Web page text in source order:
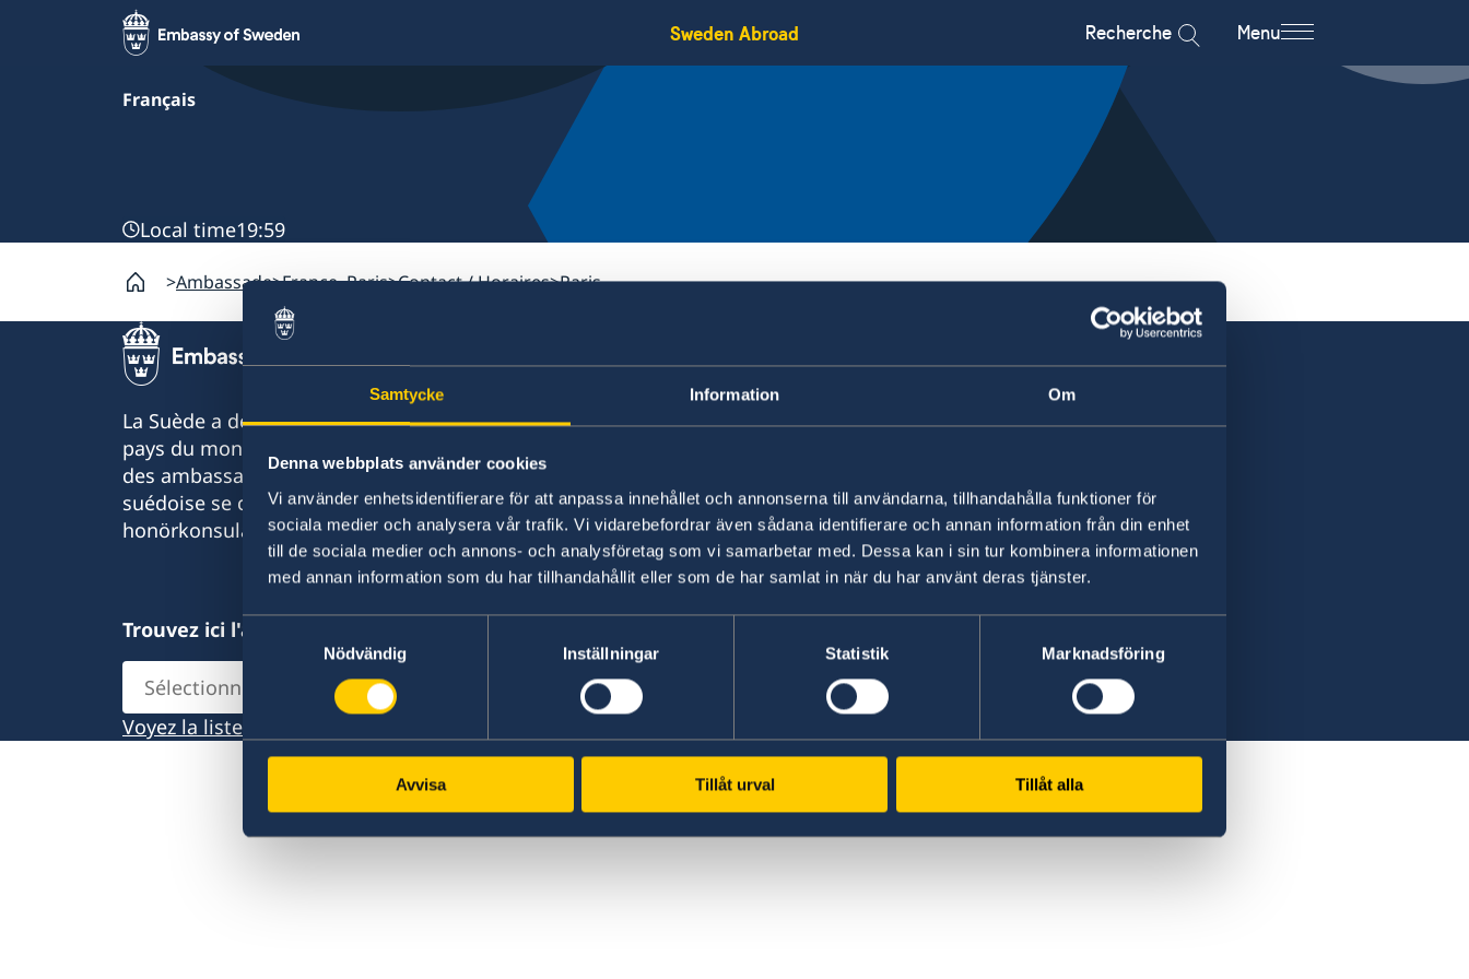
Samtycke Information Om
Denna webbplats använder cookies
Vi använder enhetsidentifierare för att anpassa innehållet och annonserna till användarna, tillhandahålla funktioner för
sociala medier och analysera vår trafik. Vi vidarebefordrar även sådana identifierare och annan information från din enhet
till de sociala medier och annons- och analysföretag som vi samarbetar med. Dessa kan i sin tur kombinera informationen
med annan information som du har tillhandahållit eller som de har samlat in när du har använt deras tjänster.
Samtyckesval
Nödvändig
Inställningar Statistik Marknadsföring
Avvisa Tillåt urval Tillåt alla
Sweden Abroad Recherche Menu
Français
Local time19:59
Ambassade France, Paris Contact / Horaires Paris
La Suède a des relations diplomatiques avec presque tous les
pays du monde. Dans environ la moitié d'entre eux, la Suède a
des ambassades et consulats. représentation étrangère
suédoise se compose d'environ 100 ambassades et 350
honörkonsulat.
Trouvez ici l'ambassade recherche
Sélectionnezune
ambassade
Voyez la liste complète des ambassades